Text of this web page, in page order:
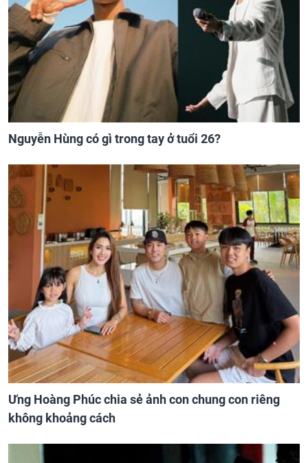
Nguyễn Hùng có gì trong tay ở tuổi 26?
Ưng Hoàng Phúc chia sẻ ảnh con chung con riêng
không khoảng cách